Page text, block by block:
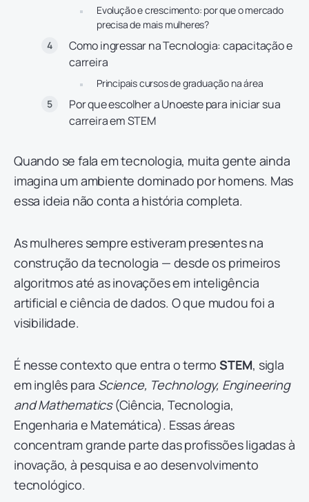
Evolução e crescimento: por que o mercado
precisa de mais mulheres?
Como ingressar na Tecnologia: capacitação e
carreira
Principais cursos de graduação na área
Por que escolher a Unoeste para iniciar sua
carreira em STEM
Quando se fala em tecnologia, muita gente ainda
imagina um ambiente dominado por homens. Mas
essa ideia não conta a história completa.
As mulheres sempre estiveram presentes na
construção da tecnologia — desde os primeiros
algoritmos até as inovações em inteligência
artificial e ciência de dados. O que mudou foi a
visibilidade.
É nesse contexto que entra o termo STEM, sigla
em inglês para Science, Technology, Engineering
and Mathematics(Ciência, Tecnologia,
Engenharia e Matemática). Essas áreas
concentram grande parte das profissões ligadas à
inovação, à pesquisa e ao desenvolvimento
tecnológico.